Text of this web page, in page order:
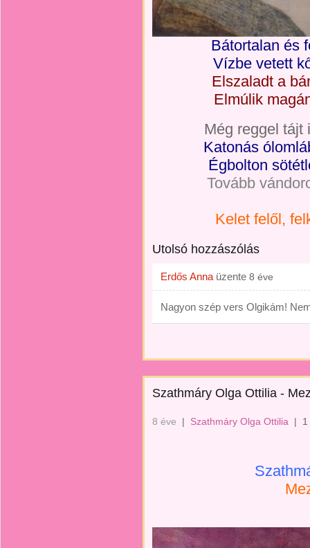
Bátortalan és
Vízbe vetett
Elszaladt a
Elmúlik
Még reggel tájt
Katonás
Égbolton
Tovább
Kelet felől,
Utolsó hozzászólás
Erdős Anna üzente 8 éve
Nagyon szép vers Olgikám!
Szathmáry Olga Ottilia -
8 éve | Szathmáry Olga Ottilia |